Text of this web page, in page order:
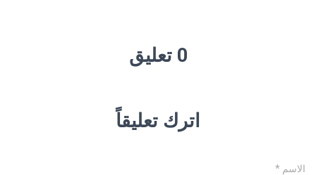
0 تعليق
اترك تعليقاً
الاسم *